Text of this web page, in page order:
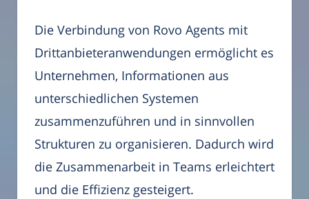
Die Verbindung von Rovo Agents mit
Drittanbieteranwendungen ermöglicht es
Unternehmen, Informationen aus
unterschiedlichen Systemen
zusammenzuführen und in sinnvollen
Strukturen zu organisieren. Dadurch wird
die Zusammenarbeit in Teams erleichtert
und die Effizienz gesteigert.